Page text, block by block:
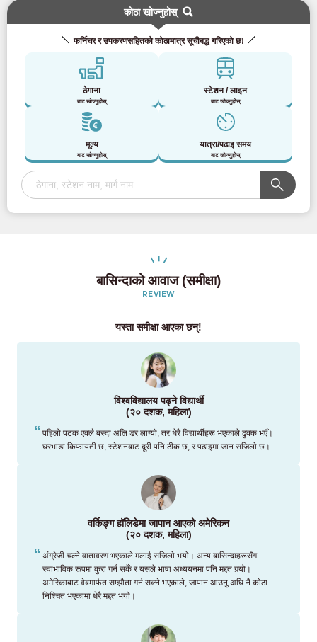
कोठा खोज्नुहोस्
फर्निचर र उपकरणसहितको कोठामात्र सूचीबद्ध गरिएको छ!
ठेगाना
बाट खोज्नुहोस्
स्टेशन / लाइन
बाट खोज्नुहोस्
मूल्य
बाट खोज्नुहोस्
यात्रा/पढाइ समय
बाट खोज्नुहोस्
बासिन्दाको आवाज (समीक्षा)
REVIEW
यस्ता समीक्षा आएका छन्!
विश्वविद्यालय पढ्ने विद्यार्थी
(२० दशक, महिला)
पहिलो पटक एक्लै बस्दा अलि डर लाग्यो, तर धेरै विद्यार्थीहरू भएकाले ढुक्क भएँ।
घरभाडा किफायती छ, स्टेशनबाट दूरी पनि ठीक छ, र पढाइमा जान सजिलो छ।
वर्किङ्ग हॉलिडेमा जापान आएको अमेरिकन
(२० दशक, महिला)
अंग्रेजी चल्ने वातावरण भएकाले मलाई सजिलो भयो। अन्य बासिन्दाहरूसँग
स्वाभाविक रूपमा कुरा गर्न सकेँ र यसले भाषा अध्ययनमा पनि मद्दत गर्‍यो।
अमेरिकाबाट वेबमार्फत सम्झौता गर्न सक्ने भएकाले, जापान आउनु अघि नै कोठा
निश्चित भएकामा धेरै मद्दत भयो।